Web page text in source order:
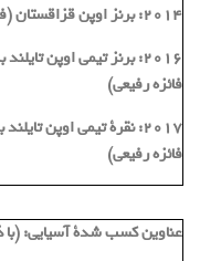
2014: برنز اوپن قزاقستان (فائزه رفیعی، نجمه سازنجیان، پریماه برزگر)
٢٠١٦: برنز تیمی اوپن
فائزه رفیعی)
٢٠١٧: نقرة تیمی اوپن
فائزه رفیعی)
عناوین کسب شدة آسیایی: